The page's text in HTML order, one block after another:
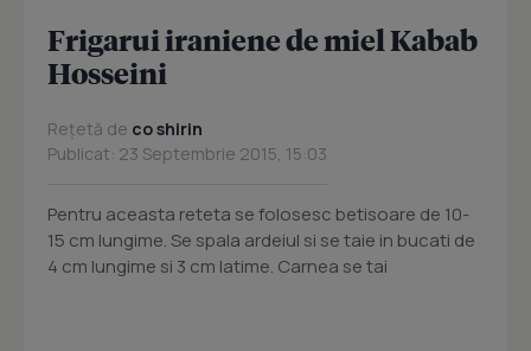
Frigarui iraniene de miel Kabab
Hosseini
Rețetă de co shirin
Publicat: 23 Septembrie 2015, 15:03
Pentru aceasta reteta se folosesc betisoare de 10-
15 cm lungime. Se spala ardeiul si se taie in bucati de
4 cm lungime si 3 cm latime. Carnea se tai